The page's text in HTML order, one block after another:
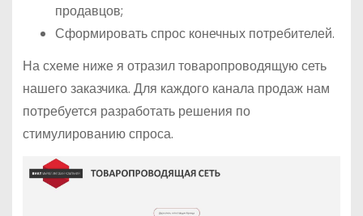
продавцов;
Сформировать спрос конечных потребителей.
На схеме ниже я отразил товаропроводящую сеть
нашего заказчика. Для каждого канала продаж нам
потребуется разработать решения по
стимулированию спроса.